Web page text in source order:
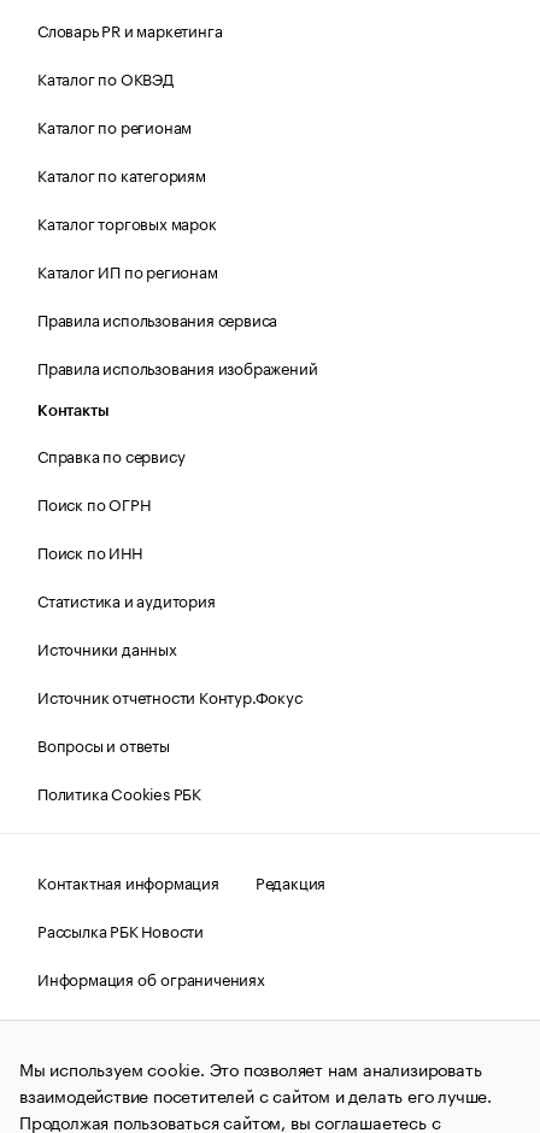
Словарь PR и маркетинга
Каталог по ОКВЭД
Каталог по регионам
Каталог по категориям
Каталог торговых марок
Каталог ИП по регионам
Правила использования сервиса
Правила использования изображений
Контакты
Справка по сервису
Поиск по ОГРН
Поиск по ИНН
Статистика и аудитория
Источники данных
Источник отчетности Контур.Фокус
Вопросы и ответы
Политика Cookies РБК
Контактная информация
Редакция
Рассылка РБК Новости
Информация об ограничениях
Правовая информация
О соблюдении авторских прав
© АО «РОСБИЗНЕСКОНСАЛТИНГ»,1995–2026.Сообщения
и материалы информационного агентства «РБК»
(зарегистрировано Федеральной службой по надзору в сфере
Мы используем cookie. Это позволяет нам анализировать
взаимодействие посетителей с сайтом и делать его лучше.
Продолжая пользоваться сайтом, вы соглашаетесь с